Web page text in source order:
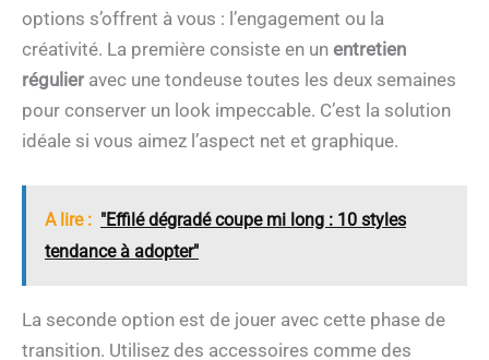
options s’offrent à vous : l’engagement ou la
créativité. La première consiste en un entretien
régulieravec une tondeuse toutes les deux semaines
pour conserver un look impeccable. C’est la solution
idéale si vous aimez l’aspect net et graphique.
A lire : "Effilé dégradé coupe mi long : 10 styles
tendance à adopter"
La seconde option est de jouer avec cette phase de
transition. Utilisez des accessoires comme des